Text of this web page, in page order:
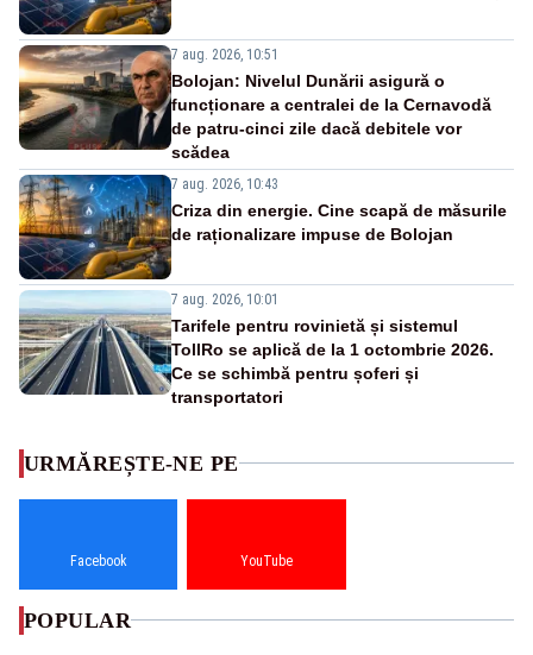
7 aug. 2026, 10:51
Bolojan: Nivelul Dunării asigură o
funcționare a centralei de la Cernavodă
de patru-cinci zile dacă debitele vor
scădea
7 aug. 2026, 10:43
Criza din energie. Cine scapă de măsurile
de raționalizare impuse de Bolojan
7 aug. 2026, 10:01
Tarifele pentru rovinietă și sistemul
TollRo se aplică de la 1 octombrie 2026.
Ce se schimbă pentru șoferi și
transportatori
URMĂREȘTE-NE PE
Facebook YouTube
POPULAR